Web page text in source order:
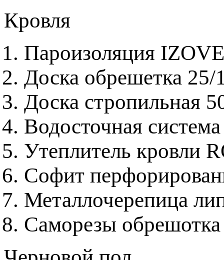
Кровля
Пароизоляция
Доска обрешетка
Доска стропильная
Водосточная
Утеплитель кровли
Софит
Металлочерепица
Саморезы